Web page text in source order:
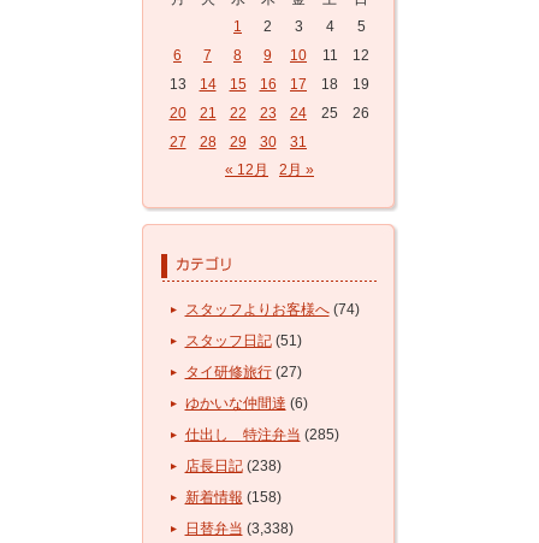
1
2 3 4
5
6
7 8 9 10 11
12
13
14 15 16 17 18
19
20
21 22 23 24 25
26
27
28 29 30
31
« 12月
2月 »
スタッフよりお客様へ(74)
スタッフ日記(51)
タイ研修旅行(27)
ゆかいな仲間達 (6)
仕出し 特注弁当 (285)
店長日記(238)
新着情報 (158)
日替弁当 (3,338)